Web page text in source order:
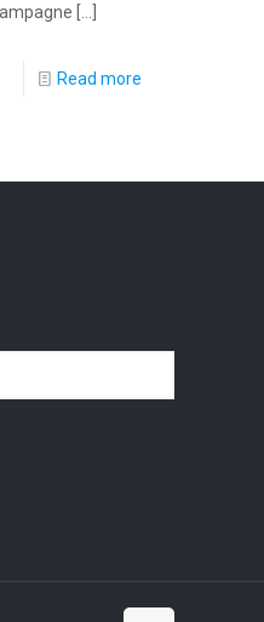
Read more